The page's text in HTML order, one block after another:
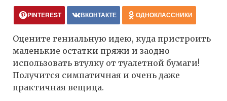
PINTEREST ВКОНТАКТЕ ОДНОКЛАССНИКИ
Оцените гениальную идею, куда пристроить
маленькие остатки пряжи и заодно
использовать втулку от туалетной бумаги!
Получится симпатичная и очень даже
практичная вещица.